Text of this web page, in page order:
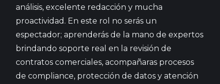
análisis, excelente redacción y mucha
proactividad. En este rol no serás un
espectador; aprenderás de la mano de expertos
brindando soporte real en la revisión de
contratos comerciales, acompañaras procesos
de compliance, protección de datos y atención